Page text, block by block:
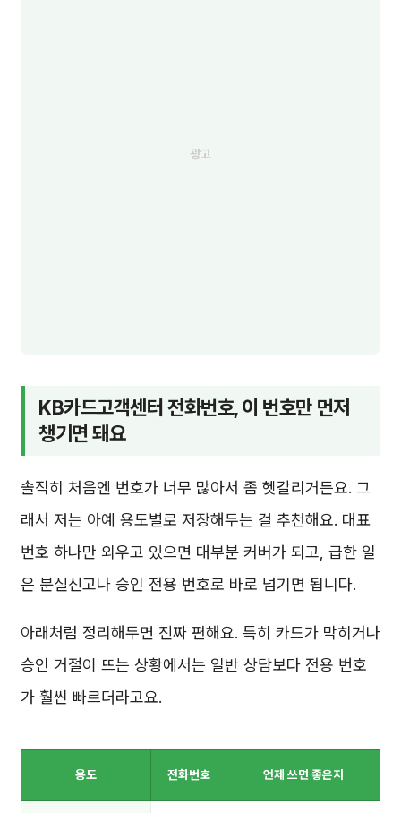
KB카드고객센터 전화번호, 이 번호만 먼저
챙기면 돼요
솔직히 처음엔 번호가 너무 많아서 좀 헷갈리거든요. 그
래서 저는 아예 용도별로 저장해두는 걸 추천해요. 대표
번호 하나만 외우고 있으면 대부분 커버가 되고, 급한 일
은 분실신고나 승인 전용 번호로 바로 넘기면 됩니다.
아래처럼 정리해두면 진짜 편해요. 특히 카드가 막히거나
승인 거절이 뜨는 상황에서는 일반 상담보다 전용 번호
가 훨씬 빠르더라고요.
용도 전화번호 언제 쓰면 좋은지